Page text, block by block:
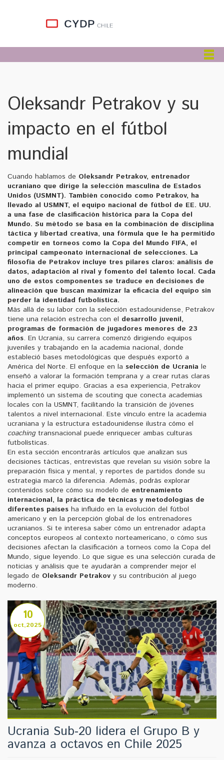
Oleksandr Petrakov y su
impacto en el fútbol
mundial
Cuando hablamos de Oleksandr Petrakov, entrenador
ucraniano que dirige la selección masculina de Estados
Unidos (USMNT). También conocido como Petrakov, ha
llevado al USMNT, el equipo nacional de fútbol de EE. UU.
a una fase de clasificación histórica para la Copa del
Mundo. Su método se basa en la combinación de disciplina
táctica y libertad creativa, una fórmula que le ha permitido
competir en torneos como la Copa del Mundo FIFA, el
principal campeonato internacional de selecciones. La
filosofía de Petrakov incluye tres pilares claros: análisis de
datos, adaptación al rival y fomento del talento local. Cada
uno de estos componentes se traduce en decisiones de
alineación que buscan maximizar la eficacia del equipo sin
perder la identidad futbolística.
Más allá de su labor con la selección estadounidense, Petrakov
tiene una relación estrecha con el desarrollo juvenil,
programas de formación de jugadores menores de 23
años. En Ucrania, su carrera comenzó dirigiendo equipos
juveniles y trabajando en la academia nacional, donde
estableció bases metodológicas que después exportó a
América del Norte. El enfoque en la selección de Ucrania le
enseñó a valorar la formación temprana y a crear rutas claras
hacia el primer equipo. Gracias a esa experiencia, Petrakov
implementó un sistema de scouting que conecta academias
locales con la USMNT, facilitando la transición de jóvenes
talentos a nivel internacional. Este vínculo entre la academia
ucraniana y la estructura estadounidense ilustra cómo el
coachingtransnacional puede enriquecer ambas culturas
futbolísticas.
En esta sección encontrarás artículos que analizan sus
decisiones tácticas, entrevistas que revelan su visión sobre la
preparación física y mental, y reportes de partidos donde su
estrategia marcó la diferencia. Además, podrás explorar
contenidos sobre cómo su modelo de entrenamiento
internacional, la práctica de técnicas y metodologías de
diferentes países ha influido en la evolución del fútbol
americano y en la percepción global de los entrenadores
ucranianos. Si te interesa saber cómo un entrenador adapta
conceptos europeos al contexto norteamericano, o cómo sus
decisiones afectan la clasificación a torneos como la Copa del
Mundo, sigue leyendo. Lo que sigue es una selección curada de
noticias y análisis que te ayudarán a comprender mejor el
legado de Oleksandr Petrakov y su contribución al juego
moderno.
10
oct,2025
Ucrania Sub‑20 lidera el Grupo B y
avanza a octavos en Chile 2025